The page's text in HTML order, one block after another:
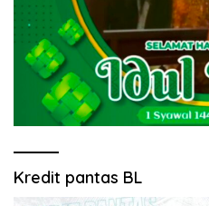
Kredit pantas BL